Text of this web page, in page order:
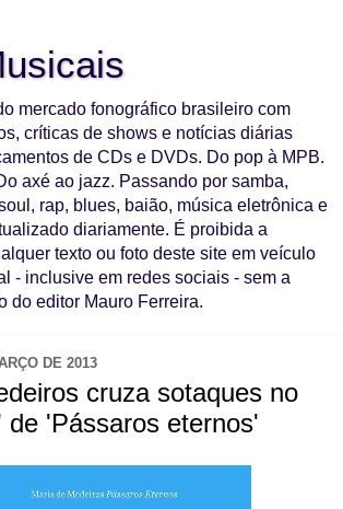
mercado fonográfico brasileiro com
críticas de shows e notícias diárias
de CDs e DVDs. Do pop à MPB.
axé ao jazz. Passando por samba,
rap, blues, baião, música eletrônica e
diariamente. É proibida a
texto ou foto deste site em veículo
- inclusive em redes sociais - sem a
do editor Mauro Ferreira.
DE 2013
cruza sotaques no
de 'Pássaros eternos'